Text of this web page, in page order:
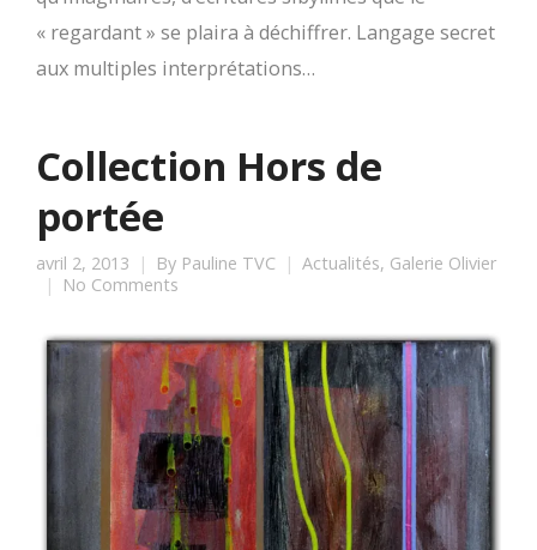
« regardant » se plaira à déchiffrer. Langage secret
aux multiples interprétations…
Collection Hors de
portée
avril 2, 2013 By Pauline TVC Actualités, Galerie Olivier
No Comments